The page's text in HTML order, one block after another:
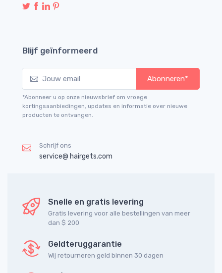
Blijf geïnformeerd
Abonneren*
*Abonneer u op onze nieuwsbrief om vroege
kortingsaanbiedingen, updates en informatie over nieuwe
producten te ontvangen.
Schrijf ons
service@ hairgets.com
Snelle en gratis levering
Gratis levering voor alle bestellingen van meer
dan $ 200
Geldteruggarantie
Wij retourneren geld binnen 30 dagen